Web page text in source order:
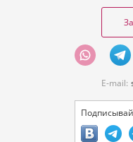
E-mail: